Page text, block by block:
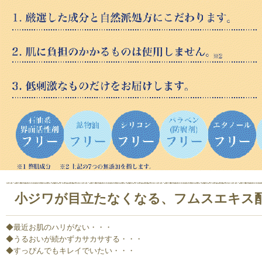
小ジワが目立たなくなる、フムスエキス
◆最近お肌のハリがない・・・
◆うるおいが続かずカサカサする・・・
◆すっぴんでもキレイでいたい・・・